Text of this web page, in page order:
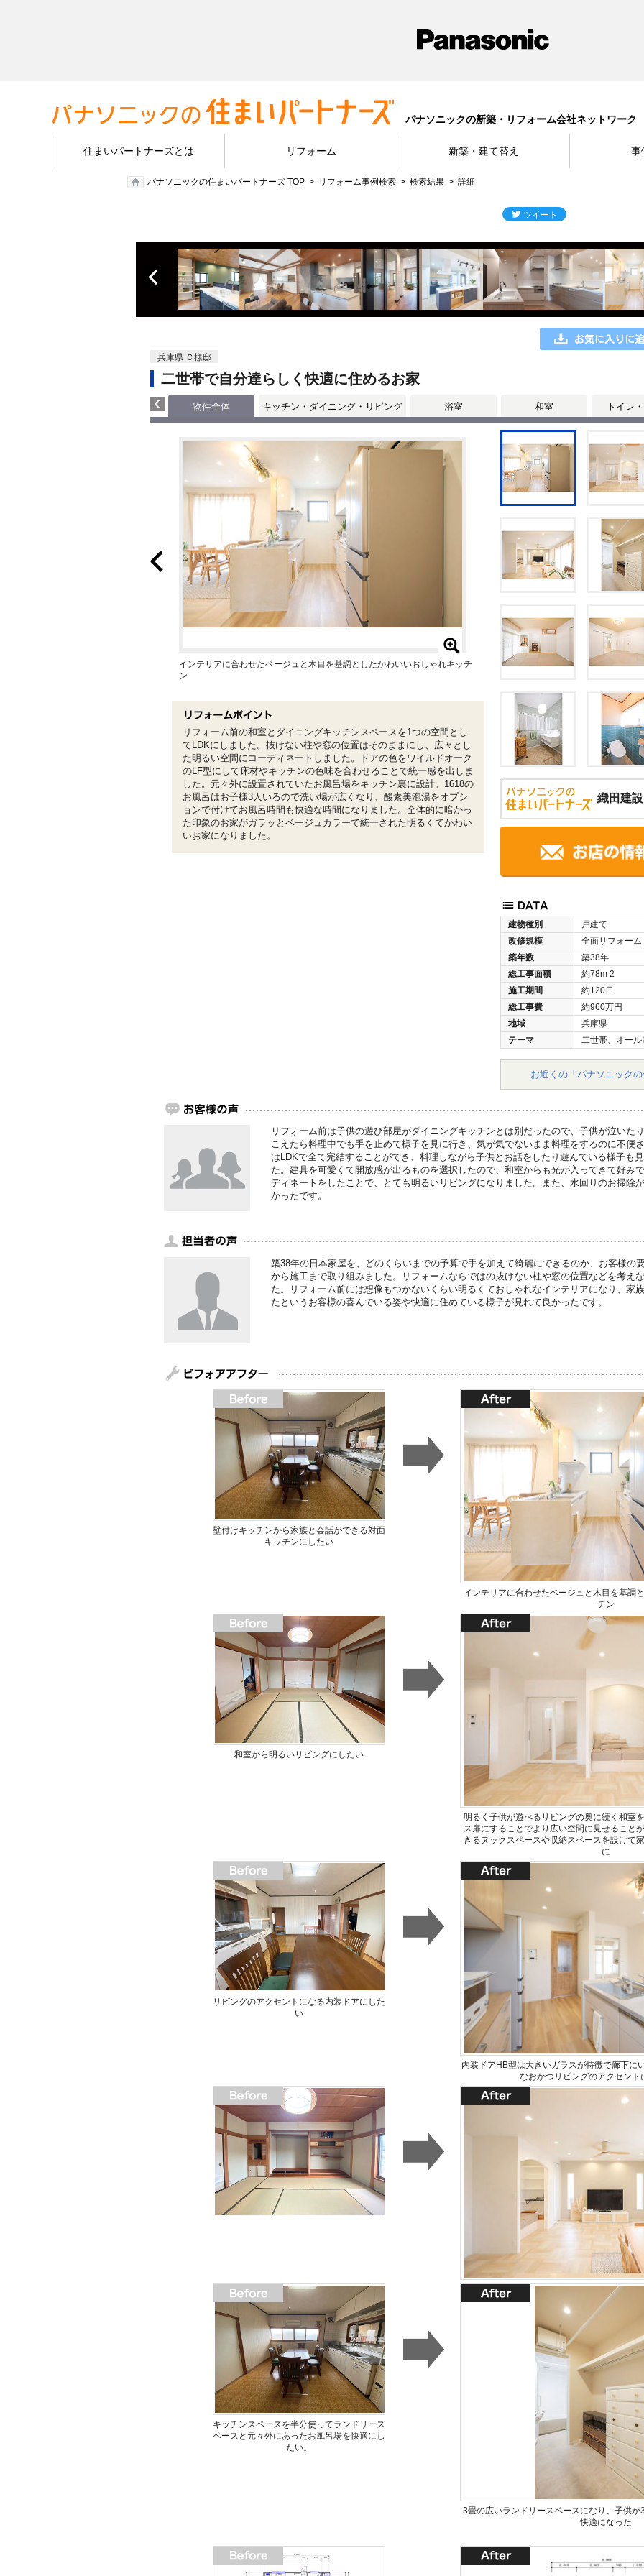
パナソニックの新築・リフォーム会社ネットワーク
住まいパートナーズとは リフォーム 新築・建て替え 事
パナソニックの住まいパートナーズ TOP リフォーム事例検索 検索結果 詳細
兵庫県 Ｃ様邸
二世帯で自分達らしく快適に住めるお家
物件全体 キッチン・ダイニング・リビング 浴室 和室 トイレ
織田建
建物種別
戸建て
改修規模
全面リフォーム
築年数
築38年
総工事面積
約78m 2
施工期間
約120日
総工事費
約960万円
地域
兵庫県
テーマ
二世帯、オー
お近くの「パナソニック
インテリアに合わせたベージュと木目を基調としたかわいいおしゃれキッチ
ン
リフォーム前の和室とダイニングキッチンスペースを1つの空間とし
てLDKにしました。抜けない柱や窓の位置はそのままにし、広々とし
た明るい空間にコーディネートしました。ドアの色をワイルドオーク
のLF型にして床材やキッチンの色味を合わせることで統一感を出しま
した。元々外に設置されていたお風呂場をキッチン裏に設計。1618の
お風呂はお子様3人いるので洗い場が広くなり、酸素美泡湯をオプシ
ョンで付けてお風呂時間も快適な時間になりました。全体的に暗かっ
た印象のお家がガラッとベージュカラーで統一された明るくてかわい
いお家になりました。
リフォーム前は子供の遊び部屋がダイニングキッチンとは別だったので、子供が泣いた
こえたら料理中でも手を止めて様子を見に行き、気が気でないまま料理をするのに不便
はLDKで全て完結することができ、料理しながら子供とお話をしたり遊んでいる様子も
た。建具を可愛くて開放感が出るものを選択したので、和室からも光が入ってきて好み
ディネートをしたことで、とても明るいリビングになりました。また、水回りのお掃除
かったです。
築38年の日本家屋を、どのくらいまでの予算で手を加えて綺麗にできるのか、お客様の
から施工まで取り組みました。リフォームならではの抜けない柱や窓の位置などを考え
た。リフォーム前には想像もつかないくらい明るくておしゃれなインテリアになり、家
たというお客様の喜んでいる姿や快適に住めている様子が見れて良かったです。
壁付けキッチンから家族と会話ができる対面
キッチンにしたい
インテリアに合わせたベージュと木目を基調
チン
和室から明るいリビングにしたい
明るく子供が遊べるリビングの奥に続く和室
ス扉にすることでより広い空間に見せること
きるヌックスペースや収納スペースを設けて
に
リビングのアクセントになる内装ドアにした
い
内装ドアHB型は大きいガラスが特徴で廊下に
なおかつリビングのアクセント
キッチンスペースを半分使ってランドリース
ペースと元々外にあったお風呂場を快適にし
たい。
3畳の広いランドリースペースになり、子供
快適になった